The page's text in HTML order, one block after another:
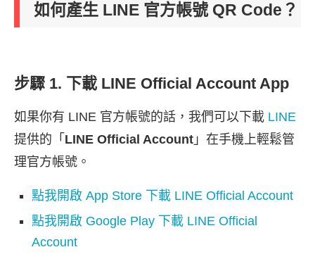
如何產生 LINE 官方帳號 QR Code？
步驟 1. 下載 LINE Official Account App
如果你有 LINE 官方帳號的話，我們可以下載 LINE
提供的「 LINE Official Account 」在手機上輕鬆管
理官方帳號。
點我開啟 App Store 下載 LINE Official Account
點我開啟 Google Play 下載 LINE Official
Account